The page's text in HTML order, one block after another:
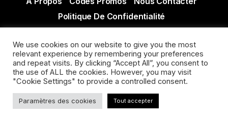
Politique De Confidentialité
Actualité Agen - Actualité en lot et Garonne - Actualité
Villeneuve sur Lot
We use cookies on our website to give you the most
relevant experience by remembering your preferences
and repeat visits. By clicking “Accept All”, you consent to
the use of ALL the cookies. However, you may visit
"Cookie Settings" to provide a controlled consent.
Paramètres des cookies Tout accepter